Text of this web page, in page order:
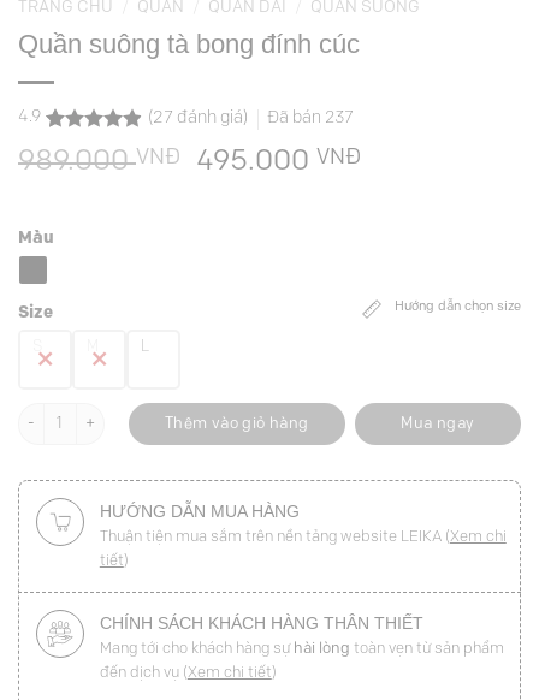
TRANG CHỦ QUẦN QUẦN DÀI QUẦN SUÔNG
Quần suông tà bong đính cúc
4.9
4.9
trên 5
dựa trên
27
(27 đánh giá) Đã bán 237
989.000VNĐ
Giá
495.000 VNĐ
Hướng dẫn chọn size
Màu
Size
L
Quần suông tà bong đính cúc số lượng
Thêm vào giỏ hàng Mua ngay
HƯỚNG DẪN MUA HÀNG
Thuận tiện mua sắm trên nền tảng website LEIKA (Xem chi
tiết)
CHÍNH SÁCH KHÁCH HÀNG THÂN THIẾT
Mang tới cho khách hàng sự hài lòng toàn vẹn từ sản phẩm
đến dịch vụ (Xem chi tiết)